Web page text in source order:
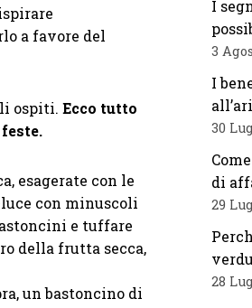
a favore del
ospiti. Ecco tutto
esagerate con le
con minuscoli
e tuffare
della frutta secca,
un bastoncino di
I
3
I
30
di
29
28